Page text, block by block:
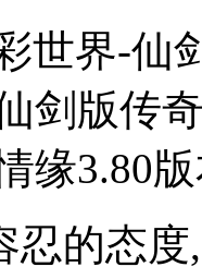
世界-仙
剑版传
缘3.80
忍的态